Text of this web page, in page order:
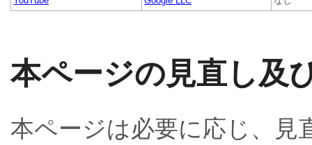
本ページの見直し及
本ページは必要に応じ、見